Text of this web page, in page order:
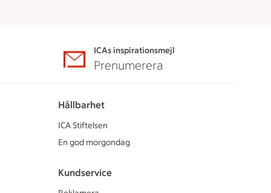
ICAs inspirationsmejl
Prenumerera
Hållbarhet
ICA Stiftelsen
En god morgondag
Kundservice